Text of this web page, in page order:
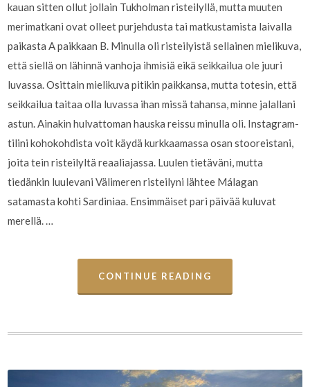
kauan sitten ollut jollain Tukholman risteilyllä, mutta muuten
merimatkani ovat olleet purjehdusta tai matkustamista laivalla
paikasta A paikkaan B. Minulla oli risteilyistä sellainen mielikuva,
että siellä on lähinnä vanhoja ihmisiä eikä seikkailua ole juuri
luvassa. Osittain mielikuva pitikin paikkansa, mutta totesin, että
seikkailua taitaa olla luvassa ihan missä tahansa, minne jalallani
astun. Ainakin hulvattoman hauska reissu minulla oli. Instagram-
tilini kohokohdista voit käydä kurkkaamassa osan stooreistani,
joita tein risteilyltä reaaliajassa. Luulen tietäväni, mutta
tiedänkin luulevani Välimeren risteilyni lähtee Málagan
satamasta kohti Sardiniaa. Ensimmäiset pari päivää kuluvat
merellä. …
CONTINUE READING